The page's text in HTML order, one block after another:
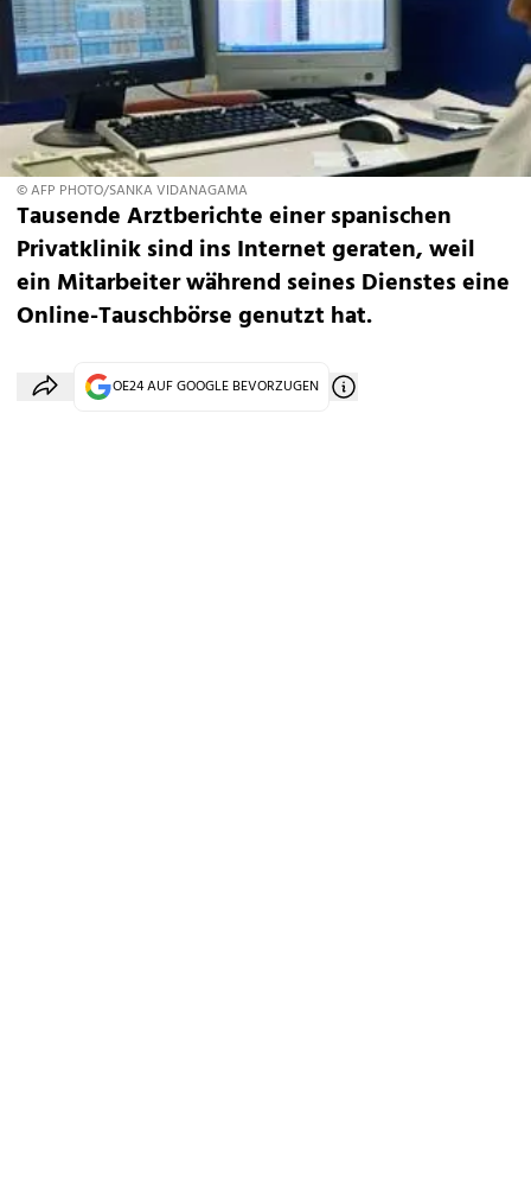
© AFP PHOTO/SANKA VIDANAGAMA
Tausende Arztberichte einer spanischen
Privatklinik sind ins Internet geraten, weil
ein Mitarbeiter während seines Dienstes eine
Online-Tauschbörse genutzt hat.
OE24 AUF GOOGLE BEVORZUGEN